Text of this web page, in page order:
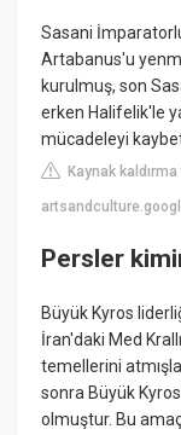
Sasani
Artabanus'u
kurulmuş, son
erken Halifelik'le
mücadeleyi
Kaynak
Persler
Büyük Kyros
İran'daki Med
temellerini
sonra Büyük
olmuştur. Bu